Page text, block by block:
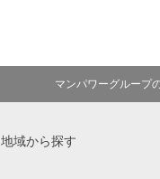
マンパワーグループ
地域から探す